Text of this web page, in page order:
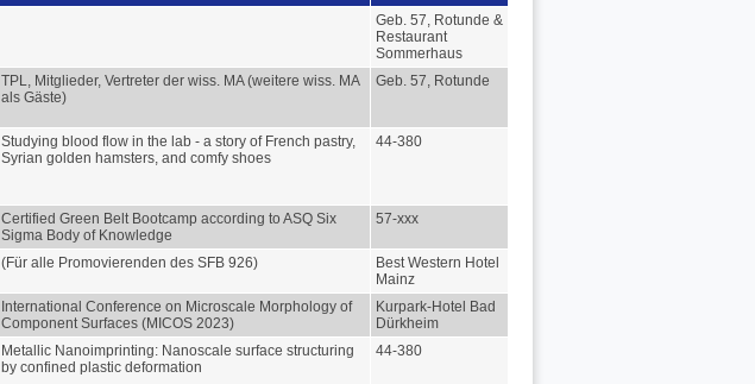
Geb. 57, Rotunde &
Restaurant
Sommerhaus
TPL, Mitglieder, Vertreter der wiss. MA (weitere wiss. MA
als Gäste)
Geb. 57, Rotunde
Studying blood flow in the lab - a story of French pastry,
Syrian golden hamsters, and comfy shoes
44-380
Certified Green Belt Bootcamp according to ASQ Six
Sigma Body of Knowledge
57-xxx
(Für alle Promovierenden des SFB 926)
Best Western Hotel
Mainz
International Conference on Microscale Morphology of
Component Surfaces (MICOS 2023)
Kurpark-Hotel Bad
Dürkheim
Metallic Nanoimprinting: Nanoscale surface structuring
by confined plastic deformation
44-380